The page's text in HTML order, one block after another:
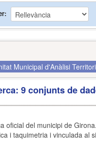
Municipal d'Anàlisi
9 conjunts de
oficial del municipi de
i taquimetria i vinculada al